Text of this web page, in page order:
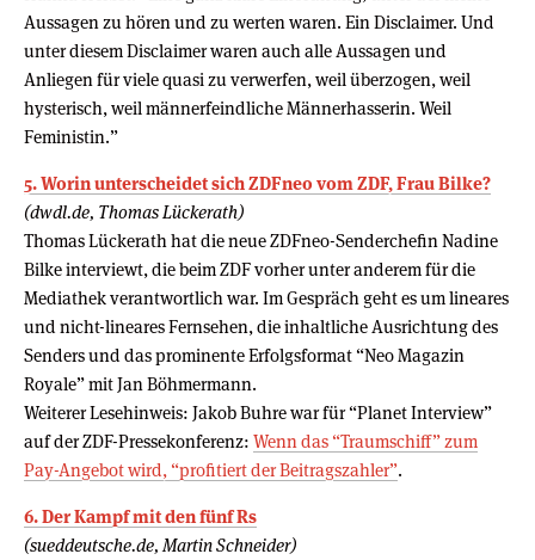
Aussagen zu hören und zu werten waren. Ein Disclaimer. Und
unter diesem Disclaimer waren auch alle Aussagen und
Anliegen für viele quasi zu verwerfen, weil überzogen, weil
hysterisch, weil männerfeindliche Männerhasserin. Weil
Feministin.”
5. Worin unterscheidet sich ZDFneo vom ZDF, Frau Bilke?
(dwdl.de, Thomas Lückerath)
Thomas Lückerath hat die neue ZDFneo-Senderchefin Nadine
Bilke interviewt, die beim ZDF vorher unter anderem für die
Mediathek verantwortlich war. Im Gespräch geht es um lineares
und nicht-lineares Fernsehen, die inhaltliche Ausrichtung des
Senders und das prominente Erfolgsformat “Neo Magazin
Royale” mit Jan Böhmermann.
Weiterer Lesehinweis: Jakob Buhre war für “Planet Interview”
auf der ZDF-Pressekonferenz: Wenn das “Traumschiff” zum
Pay-Angebot wird, “profitiert der Beitragszahler”.
6. Der Kampf mit den fünf Rs
(sueddeutsche.de, Martin Schneider)